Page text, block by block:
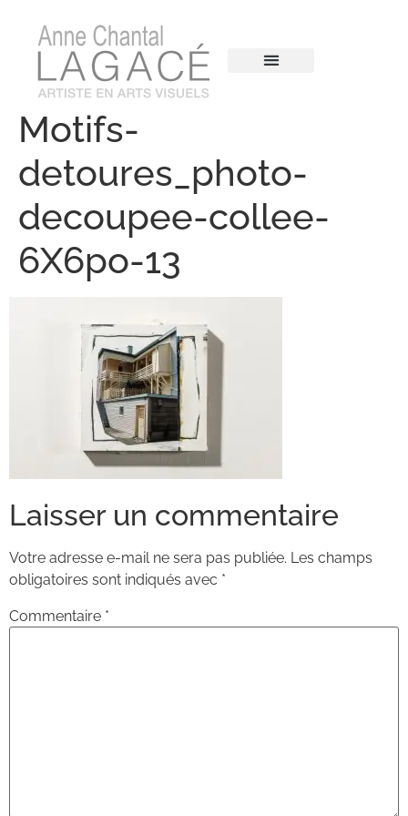
Motifs-
detoures_photo-
decoupee-collee-
6X6po-13
Laisser un commentaire
Votre adresse e-mail ne sera pas publiée. Les champs
obligatoires sont indiqués avec *
Commentaire *